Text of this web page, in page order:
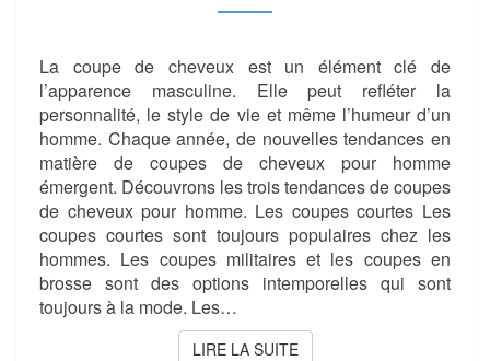
La coupe de cheveux est un élément clé de
l’apparence masculine. Elle peut refléter la
personnalité, le style de vie et même l’humeur d’un
homme. Chaque année, de nouvelles tendances en
matière de coupes de cheveux pour homme
émergent. Découvrons les trois tendances de coupes
de cheveux pour homme. Les coupes courtes Les
coupes courtes sont toujours populaires chez les
hommes. Les coupes militaires et les coupes en
brosse sont des options intemporelles qui sont
toujours à la mode. Les…
LIRE LA SUITELIRE LA SUITE